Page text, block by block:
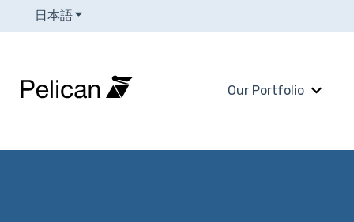
日本語翻訳のサブメニューを表示
Our Portfolio
Our